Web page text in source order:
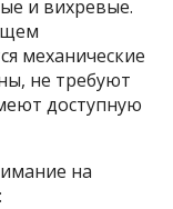
и вихревые.
механические
не требуют
доступную
на